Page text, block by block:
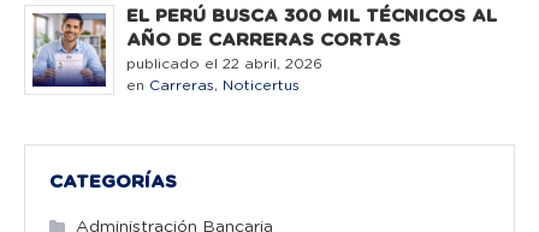
EL PERÚ BUSCA 300 MIL TÉCNICOS AL
AÑO DE CARRERAS CORTAS
publicado el 22 abril, 2026
en Carreras, Noticertus
CATEGORÍAS
Administración Bancaria